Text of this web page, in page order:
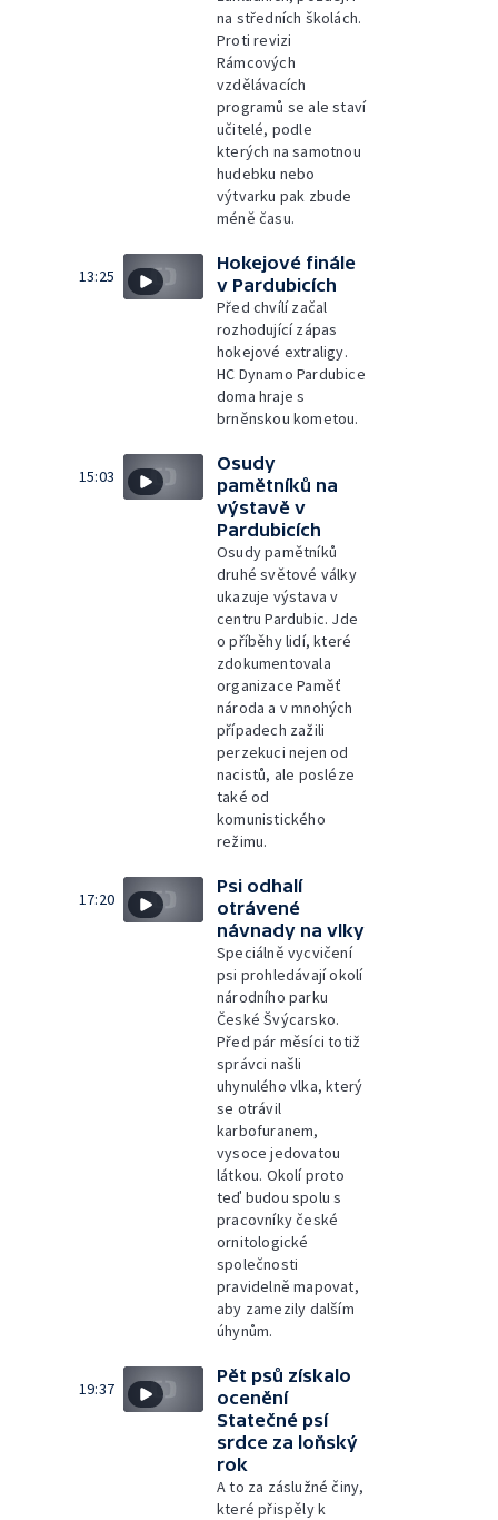
na středních školách.
Proti revizi
Rámcových
vzdělávacích
programů se ale staví
učitelé, podle
kterých na samotnou
hudebku nebo
výtvarku pak zbude
méně času.
13:25
Hokejové finále
v Pardubicích
Před chvílí začal
rozhodující zápas
hokejové extraligy.
HC Dynamo Pardubice
doma hraje s
brněnskou kometou.
15:03
Osudy
pamětníků na
výstavě v
Pardubicích
Osudy pamětníků
druhé světové války
ukazuje výstava v
centru Pardubic. Jde
o příběhy lidí, které
zdokumentovala
organizace Paměť
národa a v mnohých
případech zažili
perzekuci nejen od
nacistů, ale posléze
také od
komunistického
režimu.
17:20
Psi odhalí
otrávené
návnady na vlky
Speciálně vycvičení
psi prohledávají okolí
národního parku
České Švýcarsko.
Před pár měsíci totiž
správci našli
uhynulého vlka, který
se otrávil
karbofuranem,
vysoce jedovatou
látkou. Okolí proto
teď budou spolu s
pracovníky české
ornitologické
společnosti
pravidelně mapovat,
aby zamezily dalším
úhynům.
19:37
Pět psů získalo
ocenění
Statečné psí
srdce za loňský
rok
A to za záslužné činy,
které přispěly k